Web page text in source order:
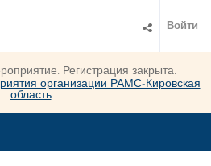
Войти
Регистрация закрыта.
организации РАМС-Кировская
область